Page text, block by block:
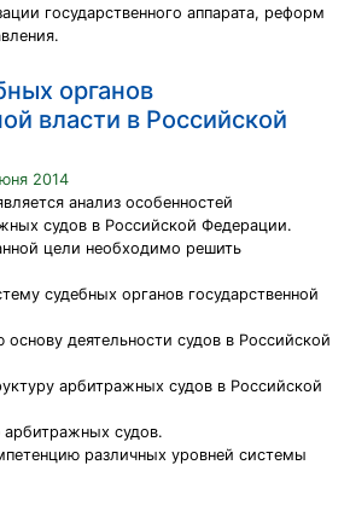
государственного аппарата, реформ
органов
власти в Российской
2014
анализ особенностей
судов в Российской Федерации.
цели необходимо решить
судебных органов государственной
основу деятельности судов в Российской
арбитражных судов в Российской
судов.
различных уровней системы